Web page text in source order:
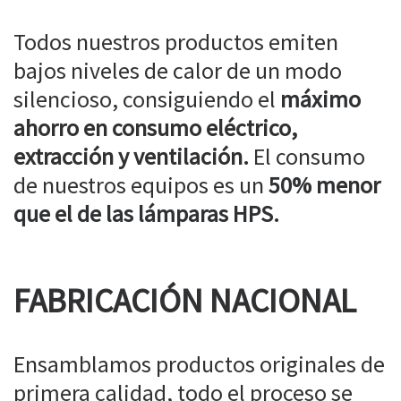
Todos nuestros productos emiten
bajos niveles de calor de un modo
silencioso, consiguiendo el máximo
ahorro en consumo eléctrico,
extracción y ventilación. El consumo
de nuestros equipos es un50% menor
que el de las lámparas HPS.
FABRICACIÓN NACIONAL
Ensamblamos productos originales de
primera calidad, todo el proceso se